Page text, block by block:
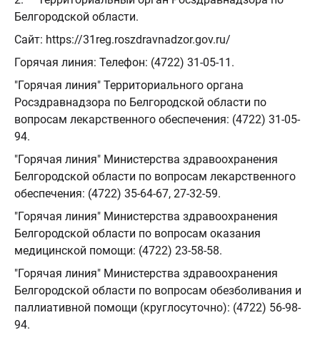
Белгородской области.
Сайт: https://31reg.roszdravnadzor.gov.ru/
Горячая линия: Телефон: (4722) 31-05-11.
"Горячая линия" Территориального органа
Росздравнадзора по Белгородской области по
вопросам лекарственного обеспечения: (4722) 31-05-
94.
"Горячая линия" Министерства здравоохранения
Белгородской области по вопросам лекарственного
обеспечения: (4722) 35-64-67, 27-32-59.
"Горячая линия" Министерства здравоохранения
Белгородской области по вопросам оказания
медицинской помощи: (4722) 23-58-58.
"Горячая линия" Министерства здравоохранения
Белгородской области по вопросам обезболивания и
паллиативной помощи (круглосуточно): (4722) 56-98-
94.